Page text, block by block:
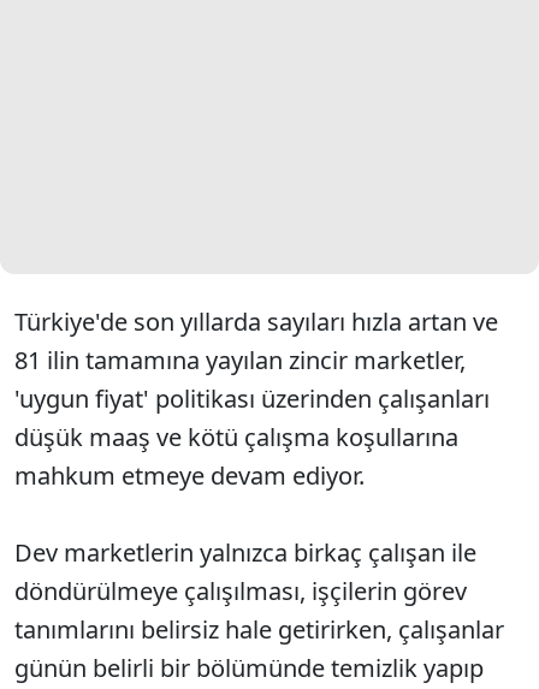
Türkiye'de son yıllarda sayıları hızla artan ve
81 ilin tamamına yayılan zincir marketler,
'uygun fiyat' politikası üzerinden çalışanları
düşük maaş ve kötü çalışma koşullarına
mahkum etmeye devam ediyor.
Dev marketlerin yalnızca birkaç çalışan ile
döndürülmeye çalışılması, işçilerin görev
tanımlarını belirsiz hale getirirken, çalışanlar
günün belirli bir bölümünde temizlik yapıp